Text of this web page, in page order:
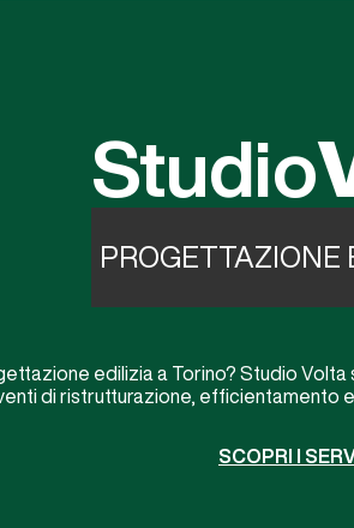
Studio
PROGETTAZIONE
edilizia a Torino? Studio
di ristrutturazione, efficientamento
SCOPRI I